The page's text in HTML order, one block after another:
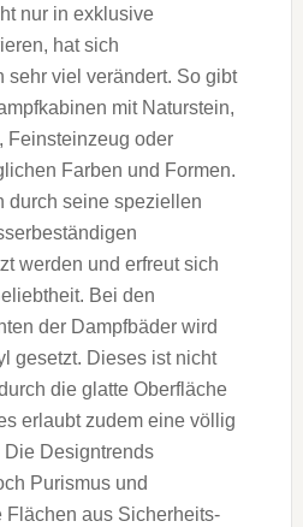
nur in exklusive
hat sich
sehr viel verändert. So gibt
mit Naturstein,
Feinsteinzeug oder
Farben und Formen.
durch seine speziellen
werden und erfreut sich
Bei den
der Dampfbäder wird
gesetzt. Dieses ist nicht
die glatte Oberfläche
erlaubt zudem eine völlig
Designtrends
Purismus und
Flächen aus Sicherheits-